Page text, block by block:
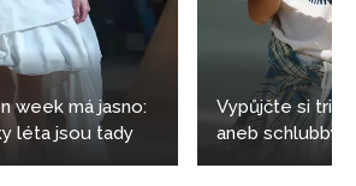
week má jasno:
léta jsou tady
Vypůjčte si
aneb schlubby